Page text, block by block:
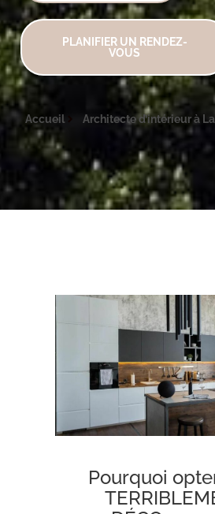
PLANIFIER UN RENDEZ-
VOUS
Accueil Architecte d’intérieur à
Pourquoi